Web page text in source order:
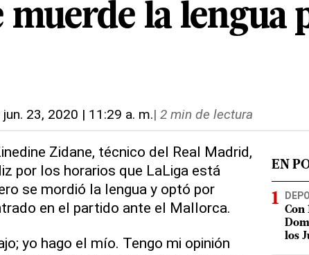
muerde la lengua
jun. 23, 2020 | 11:29 a. m.| 2 min de lectura
Zidane, técnico del Real Madrid,
por los horarios que LaLiga está
se mordió la lengua y optó por
en el partido ante el Mallorca.
yo hago el mío. Tengo mi opinión
EN
Con
los